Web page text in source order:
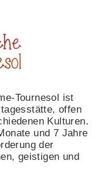
Tournesol ist
offen
Kulturen.
und 7 Jahre
der
geistigen und